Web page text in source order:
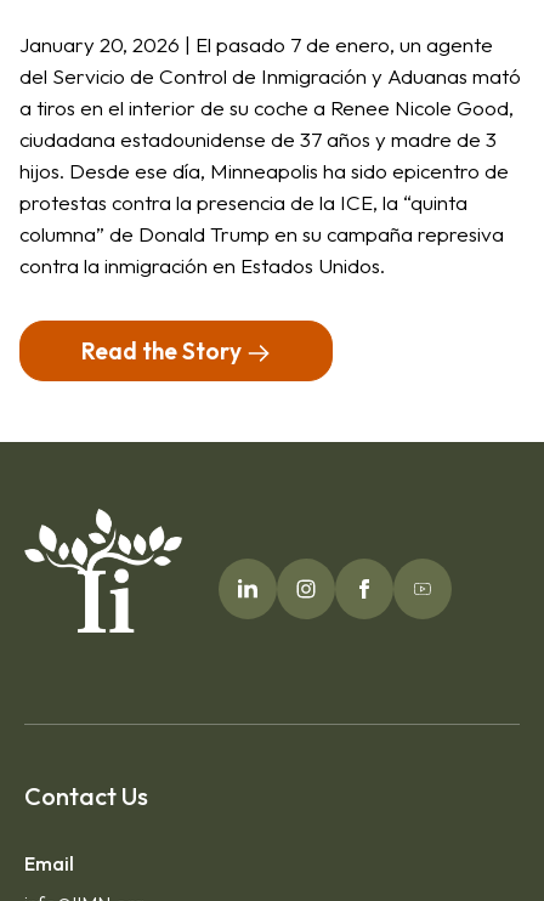
January 20, 2026 | El pasado 7 de enero, un agente
del Servicio de Control de Inmigración y Aduanas mató
a tiros en el interior de su coche a Renee Nicole Good,
ciudadana estadounidense de 37 años y madre de 3
hijos. Desde ese día, Minneapolis ha sido epicentro de
protestas contra la presencia de la ICE, la “quinta
columna” de Donald Trump en su campaña represiva
contra la inmigración en Estados Unidos.
Read the Story
Contact Us
Email